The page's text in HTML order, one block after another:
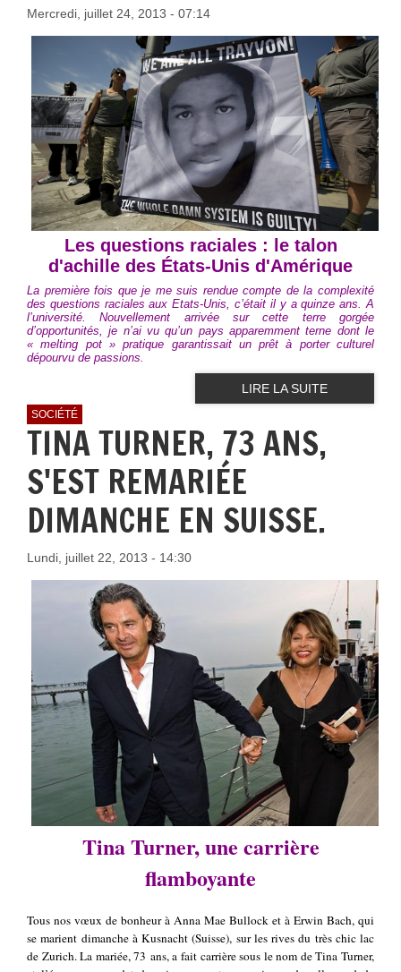
Mercredi, juillet 24, 2013 - 07:14
Les questions raciales : le talon
d'achille des États-Unis d'Amérique
La première fois que je me suis rendue compte de la complexité
des questions raciales aux Etats-Unis, c’était il y a quinze ans. A
l’université. Nouvellement arrivée sur cette terre gorgée
d’opportunités, je n’ai vu qu’un pays apparemment terne dont le
« melting pot » pratique garantissait un prêt à porter culturel
dépourvu de passions.
LIRE LA SUITE
SOCIÉTÉ
TINA TURNER, 73 ANS,
S'EST REMARIÉE
DIMANCHE EN SUISSE.
Lundi, juillet 22, 2013 - 14:30
Tina Turner, une carrière
flamboyante
Tous nos vœux de bonheur à Anna Mae Bullock et à Erwin Bach, qui
se marient dimanche à Kusnacht (Suisse), sur les rives du très chic lac
de Zurich. La mariée, 73 ans, a fait carrière sous le nom de Tina Turner,